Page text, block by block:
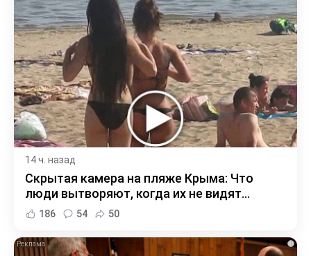
14 ч. назад
Скрытая камера на пляже Крыма: Что
люди вытворяют, когда их не видят...
186 54 50
i